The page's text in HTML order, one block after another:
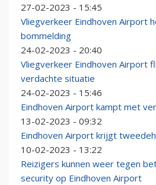
27-02-2023 - 15:45
Vliegverkeer Eindhoven Airport
bommelding
24-02-2023 - 20:40
Vliegverkeer Eindhoven Airport
verdachte situatie
24-02-2023 - 15:46
Eindhoven Airport kampt met
13-02-2023 - 09:32
Eindhoven Airport krijgt
10-02-2023 - 13:22
Reizigers kunnen weer tegen
security op Eindhoven Airport